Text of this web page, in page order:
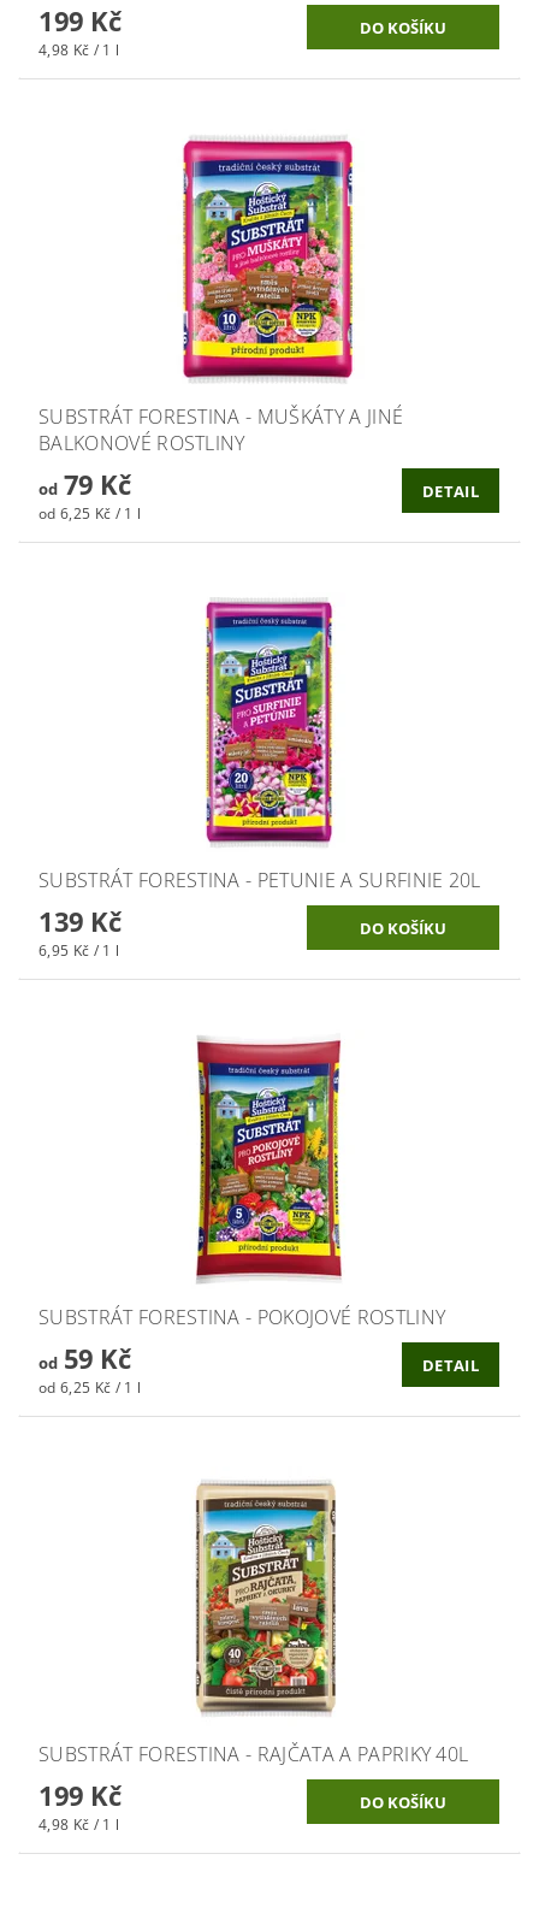
199 Kč
4,98 Kč / 1 l
SUBSTRÁT FORESTINA - MUŠKÁTY A JINÉ
BALKONOVÉ ROSTLINY
od79 Kč
od 6,25 Kč / 1 l
DETAIL
SUBSTRÁT FORESTINA - PETUNIE A SURFINIE 20L
139 Kč
6,95 Kč / 1 l
SUBSTRÁT FORESTINA - POKOJOVÉ ROSTLINY
od59 Kč
od 6,25 Kč / 1 l
DETAIL
SUBSTRÁT FORESTINA - RAJČATA A PAPRIKY 40L
199 Kč
4,98 Kč / 1 l